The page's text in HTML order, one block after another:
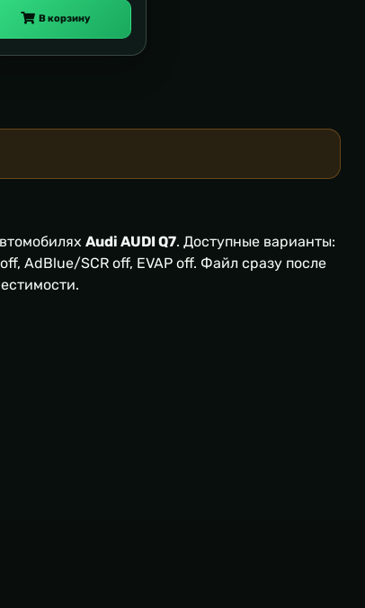
В корзину
Audi AUDI Q7. Доступные варианты:
AdBlue/SCR off, EVAP off. Файл сразу после